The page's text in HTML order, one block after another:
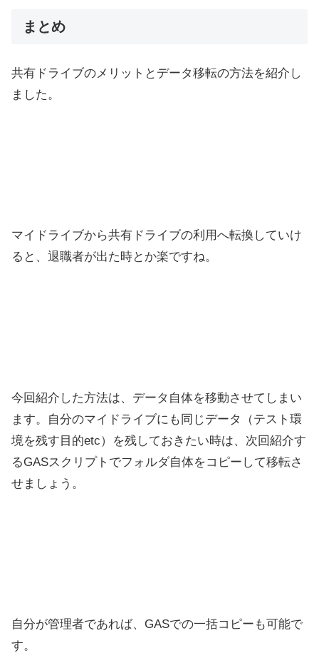
まとめ
共有ドライブのメリットとデータ移転の方法を紹介し
ました。
マイドライブから共有ドライブの利用へ転換していけ
ると、退職者が出た時とか楽ですね。
今回紹介した方法は、データ自体を移動させてしまい
ます。自分のマイドライブにも同じデータ（テスト環
境を残す目的etc）を残しておきたい時は、次回紹介す
るGASスクリプトでフォルダ自体をコピーして移転さ
せましょう。
自分が管理者であれば、GASでの一括コピーも可能で
す。